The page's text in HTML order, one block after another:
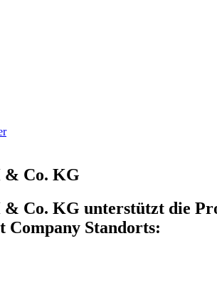
& Co. KG
Co. KG unterstützt die
Company Standorts: